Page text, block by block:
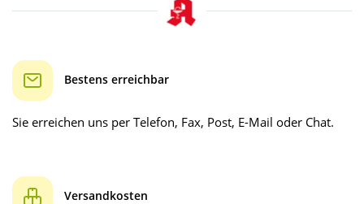
Bestens erreichbar
Sie erreichen uns per Telefon, Fax, Post, E-Mail oder Chat.
Versandkosten